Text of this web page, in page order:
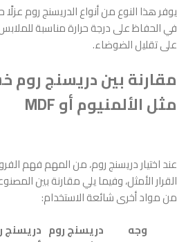
يوفر هذا النوع من أنواع الدريسنج روم
في الحفاظ على درجة حرارة مناسبة
على تقليل الضوضاء.
مقارنة بين دريسنج
مثل الألمنيوم أو MDF
عند اختيار دريسنج روم، من المهم فهم
القرار الأمثل، وفيما يلي مقارنة بين
من مواد أخرى شائعة الاستخدام:
وجه
دريسنج روم دريسنج